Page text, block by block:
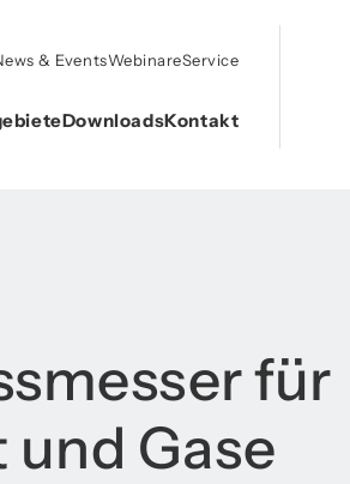
& EventsWebinareService
DownloadsKontakt
für
Gase